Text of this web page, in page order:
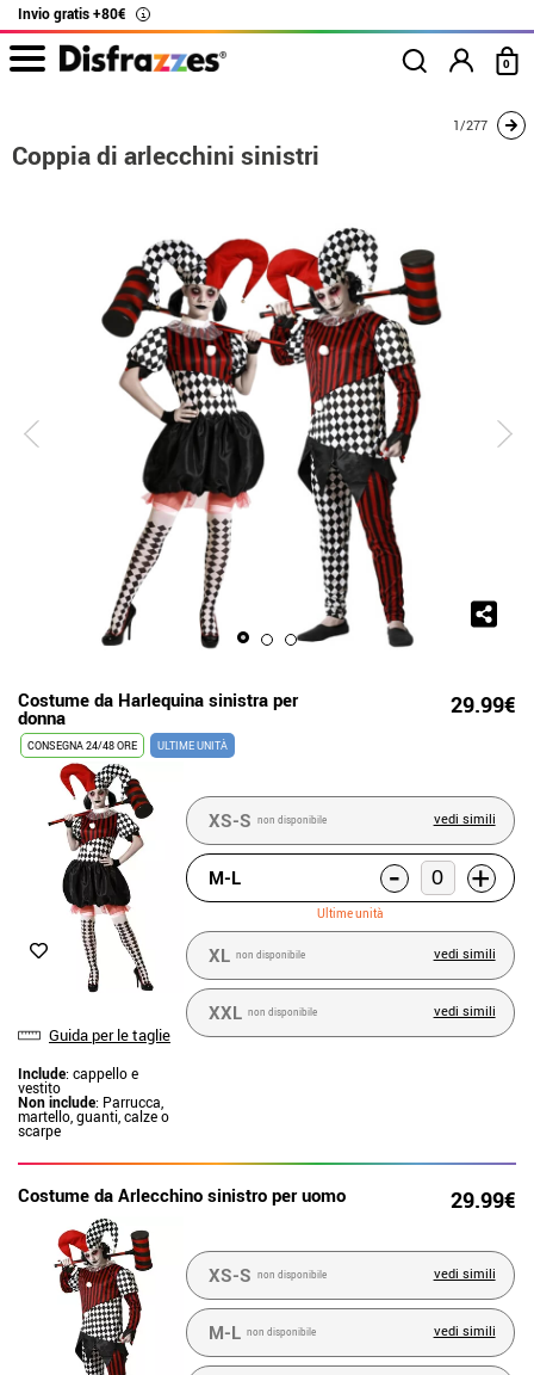
Invio gratis +80€ i
0
Coppia di arlecchini sinistri1/277
Coppia di arlecchini sinistri
Costume da Harlequina sinistra per
donna 29.99€
CONSEGNA 24/48 ORE ULTIME UNITÀ
Guida per le taglie
Include: cappello e
vestito
Non include: Parrucca,
martello, guanti, calze o
scarpe
XS-S non disponibile vedi simili
M-L - +
Ultime unità
XL non disponibile vedi simili
XXL non disponibile vedi simili
Costume da Arlecchino sinistro per uomo 29.99€
XS-S non disponibile vedi simili
M-L non disponibile vedi simili